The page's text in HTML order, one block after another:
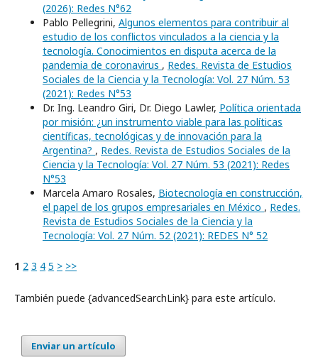
(2026): Redes N°62
Pablo Pellegrini, Algunos elementos para contribuir al
estudio de los conflictos vinculados a la ciencia y la
tecnología. Conocimientos en disputa acerca de la
pandemia de coronavirus , Redes. Revista de Estudios
Sociales de la Ciencia y la Tecnología: Vol. 27 Núm. 53
(2021): Redes N°53
Dr. Ing. Leandro Giri, Dr. Diego Lawler, Política orientada
por misión: ¿un instrumento viable para las políticas
científicas, tecnológicas y de innovación para la
Argentina? , Redes. Revista de Estudios Sociales de la
Ciencia y la Tecnología: Vol. 27 Núm. 53 (2021): Redes
N°53
Marcela Amaro Rosales, Biotecnología en construcción,
el papel de los grupos empresariales en México , Redes.
Revista de Estudios Sociales de la Ciencia y la
Tecnología: Vol. 27 Núm. 52 (2021): REDES N° 52
1 2 3 4 5 > >>
También puede {advancedSearchLink} para este artículo.
Enviar un artículo